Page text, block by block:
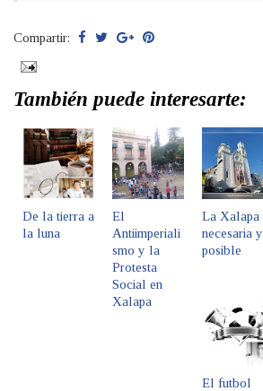
Compartir:
También puede interesarte:
De la tierra a
la luna
El
Antiimperiali
smo y la
Protesta
Social en
Xalapa
La Xalapa
necesaria y
posible
El futbol